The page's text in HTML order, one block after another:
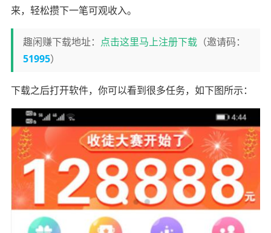
来，轻松攒下一笔可观收入。
趣闲赚下载地址： 点击这里马上注册下载（邀请码：
51995）
下载之后打开软件，你可以看到很多任务，如下图所示：